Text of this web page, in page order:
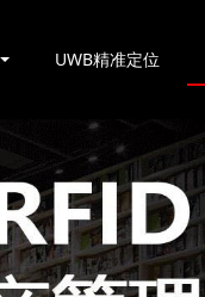
UWB精准定位